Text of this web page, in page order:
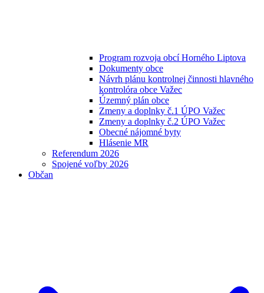
Program rozvoja obcí Horného Liptova
Dokumenty obce
Návrh plánu kontrolnej činnosti hlavného
kontrolóra obce Važec
Územný plán obce
Zmeny a doplnky č.1 ÚPO Važec
Zmeny a doplnky č.2 ÚPO Važec
Obecné nájomné byty
Hlásenie MR
Referendum 2026
Spojené voľby 2026
Občan